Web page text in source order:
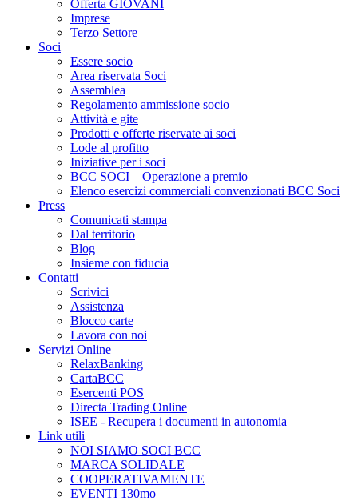
Offerta GIOVANI
Imprese
Terzo Settore
Soci
Essere socio
Area riservata Soci
Assemblea
Regolamento ammissione socio
Attività e gite
Prodotti e offerte riservate ai soci
Lode al profitto
Iniziative per i soci
BCC SOCI – Operazione a premio
Elenco esercizi commerciali convenzionati BCC Soci
Press
Comunicati stampa
Dal territorio
Blog
Insieme con fiducia
Contatti
Scrivici
Assistenza
Blocco carte
Lavora con noi
Servizi Online
RelaxBanking
CartaBCC
Esercenti POS
Directa Trading Online
ISEE - Recupera i documenti in autonomia
Link utili
NOI SIAMO SOCI BCC
MARCA SOLIDALE
COOPERATIVAMENTE
EVENTI 130mo